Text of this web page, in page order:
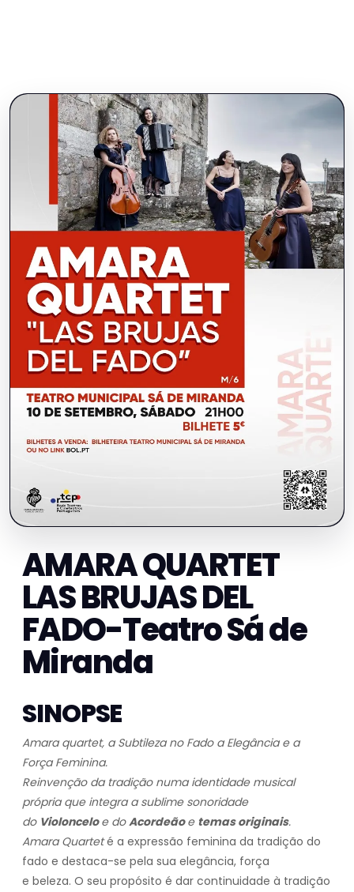
AMARA QUARTET
LAS BRUJAS DEL
FADO-Teatro Sá de
Miranda
SINOPSE
Amara quartet, a Subtileza no Fado a Elegância e a
Força Feminina.
Reinvenção da tradição numa identidade musical
própria que integra a sublime sonoridade
do Violonceloe doAcordeãoe temas originais.
Amara Quarteté a expressão feminina da tradição do
fado e destaca-se pela sua elegância, força
e beleza. O seu propósito é dar continuidade à tradição